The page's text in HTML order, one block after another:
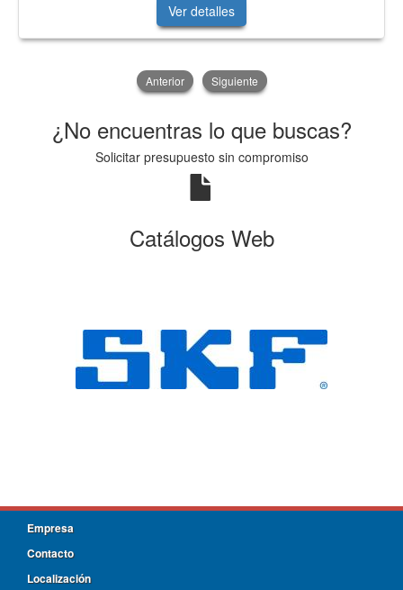
Ver detalles
Anterior Siguiente
¿No encuentras lo que buscas?
Solicitar presupuesto sin compromiso
Catálogos Web
Empresa
Contacto
Localización